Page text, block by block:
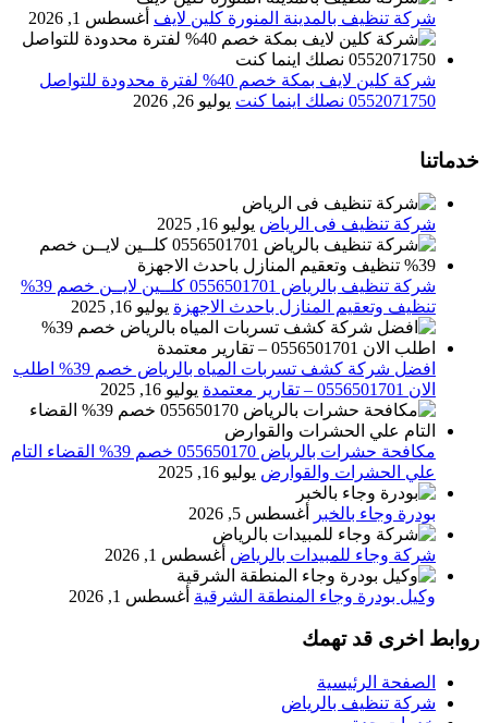
شركة تنظيف بالمدينة المنورة كلين لايف أغسطس 1, 2026
شركة كلين لايف بمكة خصم 40% لفترة محدودة للتواصل
0552071750 نصلك اينما كنت
يوليو 26, 2026
خدماتنا
شركة تنظيف فى الرياض يوليو 16, 2025
شركة تنظيف بالرياض 0556501701 كلــين لايــن خصم 39%
تنظيف وتعقيم المنازل باحدث الاجهزة يوليو 16, 2025
افضل شركة كشف تسربات المياه بالرياض خصم 39% اطلب
الان 0556501701‬‏ – تقارير معتمدة
يوليو 16, 2025
مكافحة حشرات بالرياض 055650170 خصم 39% القضاء التام
علي الحشرات والقوارض يوليو 16, 2025
بودرة وجاء بالخبر أغسطس 5, 2026
شركة وجاء للمبيدات بالرياض أغسطس 1, 2026
وكيل بودرة وجاء المنطقة الشرقية أغسطس 1, 2026
روابط اخرى قد تهمك
الصفحة الرئيسية
شركة تنظيف بالرياض